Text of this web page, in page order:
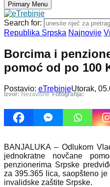
Primary Menu
Search for:
Republika Srpska Najnovije
Borcima i
pomoć od po 100
Postavio: eTrebinjeUtorak,
Izvor: Nezavisne Fotografija:
BANJALUKA – Odlukom
jednokratne novčane
penzionerima Srpske
za 395.365 lica, saopšteno
invalidske zaštite Srpske.